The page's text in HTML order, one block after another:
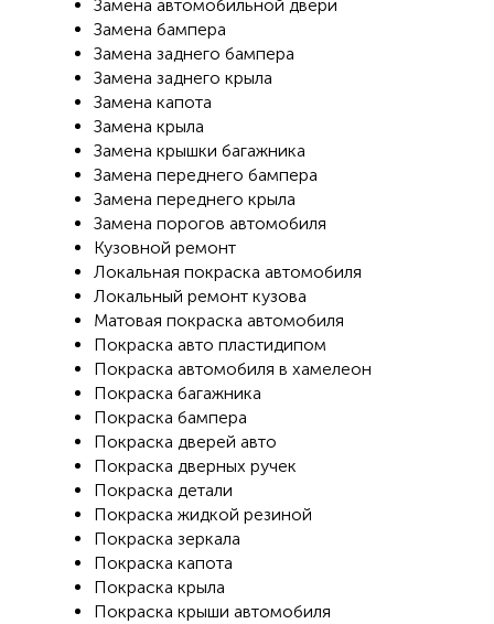
Замена автомобильной двери
Замена бампера
Замена заднего бампера
Замена заднего крыла
Замена капота
Замена крыла
Замена крышки багажника
Замена переднего бампера
Замена переднего крыла
Замена порогов автомобиля
Кузовной ремонт
Локальная покраска автомобиля
Локальный ремонт кузова
Матовая покраска автомобиля
Покраска авто пластидипом
Покраска автомобиля в хамелеон
Покраска багажника
Покраска бампера
Покраска дверей авто
Покраска дверных ручек
Покраска детали
Покраска жидкой резиной
Покраска зеркала
Покраска капота
Покраска крыла
Покраска крыши автомобиля